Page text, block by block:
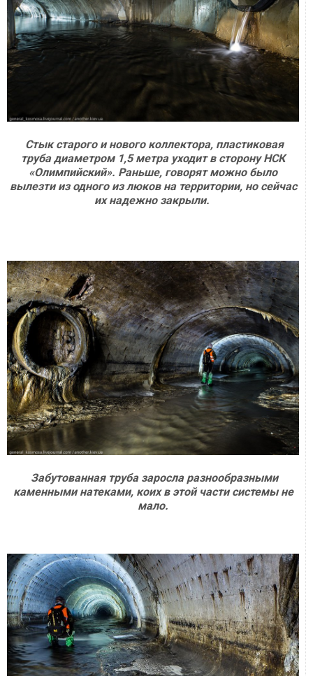
Стык старого и нового коллектора, пластиковая
труба диаметром 1,5 метра уходит в сторону НСК
«Олимпийский». Раньше, говорят можно было
вылезти из одного из люков на территории, но сейчас
их надежно закрыли.
Забутованная труба заросла разнообразными
каменными натеками, коих в этой части системы не
мало.